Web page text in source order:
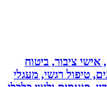
ציבור, ביטוח
רגשי, מעגלי